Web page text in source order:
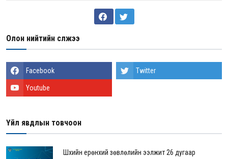
Олон нийтийн сүлжээ
Facebook Twitter
Youtube
Үйл явдлын товчоон
Шүүхийн ерөнхий зөвлөлийн ээлжит 26 дугаар